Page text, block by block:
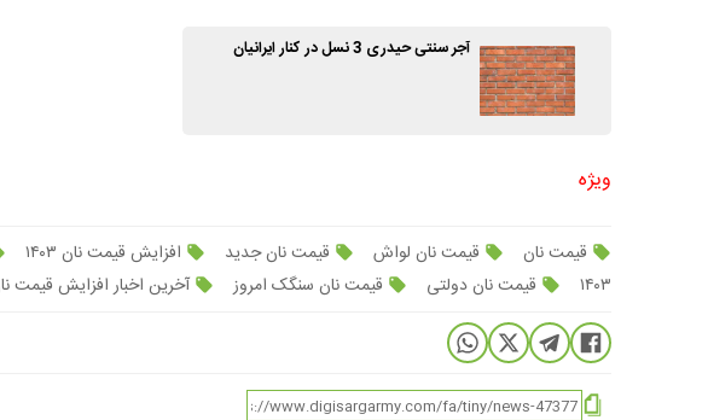
آجر سنتی حیدری 3 نسل در کنار ایرانیان
ویژه
قیمت نان قیمت نان لواش قیمت نان جدید افزایش قیمت نان ۱۴۰۳
۱۴۰۳
قیمت نان دولتی قیمت نان سنگک امروز آخرین اخبار افزایش قیمت